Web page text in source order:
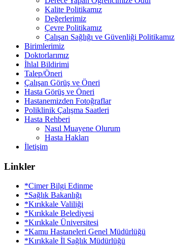
Kalite Politikamız
Değerlerimiz
Çevre Politikamız
Çalışan Sağlığı ve Güvenliği Politikamız
Birimlerimiz
Doktorlarımız
İhlal Bildirimi
Talep/Öneri
Çalışan Görüş ve Öneri
Hasta Görüş ve Öneri
Hastanemizden Fotoğraflar
Poliklinik Çalışma Saatleri
Hasta Rehberi
Nasıl Muayene Olurum
Hasta Hakları
İletişim
Linkler
*Cimer Bilgi Edinme
*Sağlık Bakanlığı
*Kırıkkale Valiliği
*Kırıkkale Belediyesi
*Kırıkkale Üniversitesi
*Kamu Hastaneleri Genel Müdürlüğü
*Kırıkkale İl Sağlık Müdürlüğü